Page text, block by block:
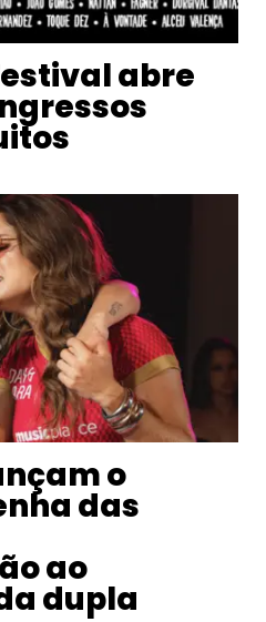
abre
o
das
ao
dupla